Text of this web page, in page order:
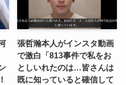
(23)
張哲瀚本人がインスタ動画
で激白「813事件で私をお
としいれたのは…皆さんは
既に知っていると確信して